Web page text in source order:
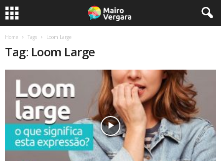
Home Tags Loom Large
Tag: Loom Large